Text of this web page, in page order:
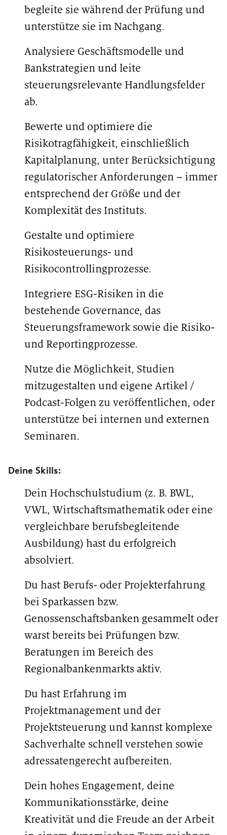
begleite sie während der Prüfung und
unterstütze sie im Nachgang.
Analysiere Geschäftsmodelle und
Bankstrategien und leite
steuerungsrelevante Handlungsfelder
ab.
Bewerte und optimiere die
Risikotragfähigkeit, einschließlich
Kapitalplanung, unter Berücksichtigung
regulatorischer Anforderungen – immer
entsprechend der Größe und der
Komplexität des Instituts.
Gestalte und optimiere
Risikosteuerungs- und
Risikocontrollingprozesse.
Integriere ESG-Risiken in die
bestehende Governance, das
Steuerungsframework sowie die Risiko-
und Reportingprozesse.
Nutze die Möglichkeit, Studien
mitzugestalten und eigene Artikel /
Podcast-Folgen zu veröffentlichen, oder
unterstütze bei internen und externen
Seminaren.
Deine Skills:
Dein Hochschulstudium (z. B. BWL,
VWL, Wirtschaftsmathematik oder eine
vergleichbare berufsbegleitende
Ausbildung) hast du erfolgreich
absolviert.
Du hast Berufs- oder Projekterfahrung
bei Sparkassen bzw.
Genossenschaftsbanken gesammelt oder
warst bereits bei Prüfungen bzw.
Beratungen im Bereich des
Regionalbankenmarkts aktiv.
Du hast Erfahrung im
Projektmanagement und der
Projektsteuerung und kannst komplexe
Sachverhalte schnell verstehen sowie
adressatengerecht aufbereiten.
Dein hohes Engagement, deine
Kommunikationsstärke, deine
Kreativität und die Freude an der Arbeit